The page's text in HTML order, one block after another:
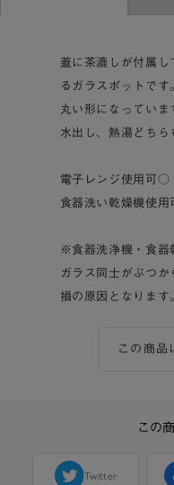
蓋に茶漉しが付属
るガラスポットで
丸い形になっていま
水出し、熱湯どちら
電子レンジ使用可○
食器洗い乾燥機使用
※食器洗浄機・食器
ガラス同士がぶつ
損の原因となります
この商品
この
Twitter